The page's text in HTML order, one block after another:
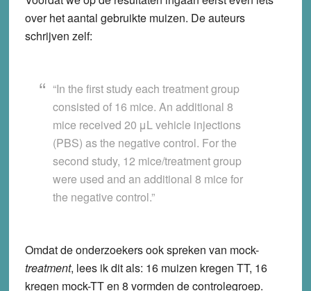
over het aantal gebruikte muizen. De auteurs
schrijven zelf:
“In the first study each treatment group
consisted of 16 mice. An additional 8
mice received 20 μL vehicle injections
(PBS) as the negative control. For the
second study, 12 mice/treatment group
were used and an additional 8 mice for
the negative control.”
Omdat de onderzoekers ook spreken van mock-
treatment, lees ik dit als: 16 muizen kregen TT, 16
kregen mock-TT en 8 vormden de controlegroep.